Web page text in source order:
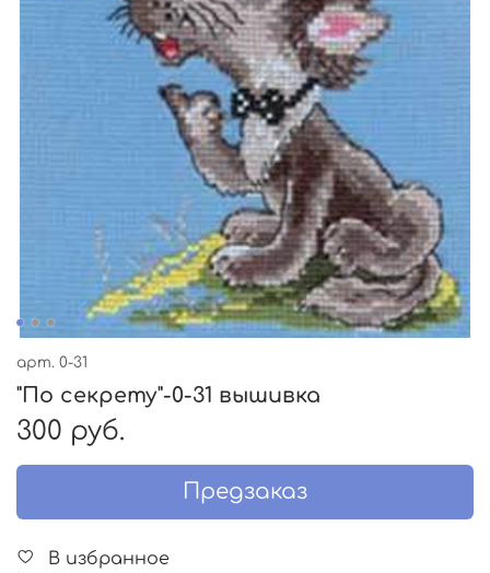
арт. 0-31
"По секрету"-0-31 вышивка
300 руб.
Предзаказ
В избранное